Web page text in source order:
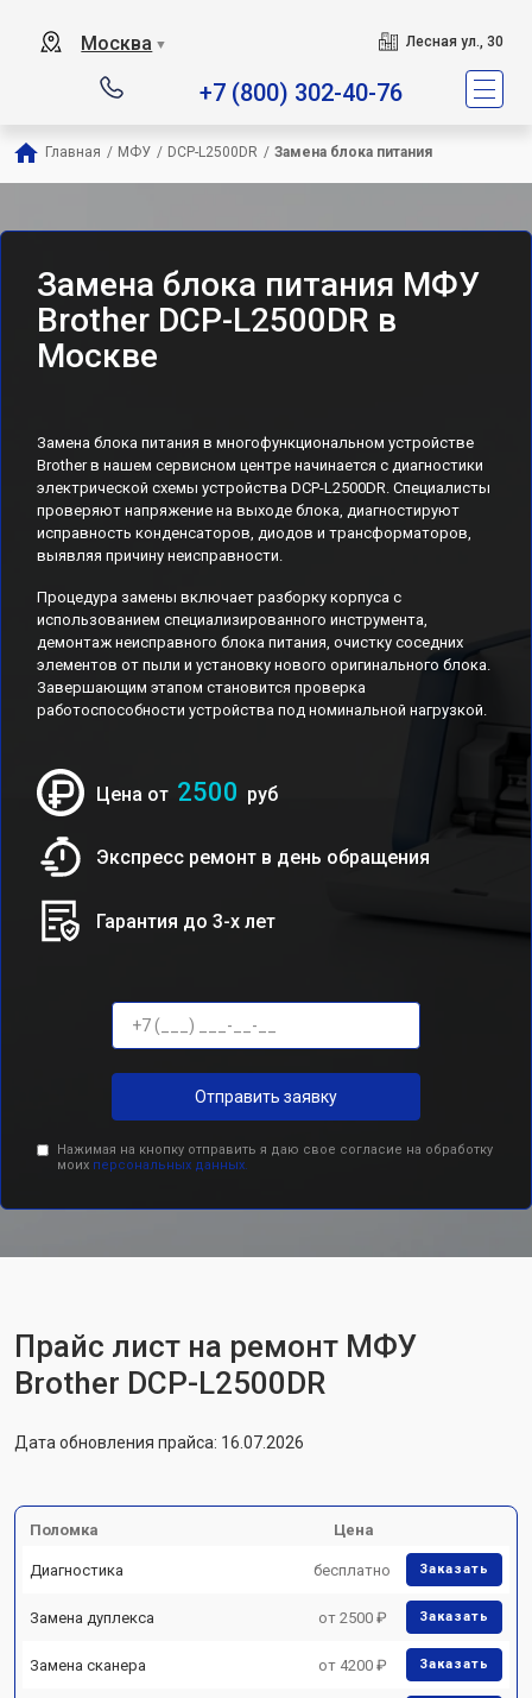
Москва ▼ Лесная ул., 30
+7 (800) 302-40-76
Главная / МФУ / DCP-L2500DR / Замена блока питания
Замена блока питания МФУ
Brother DCP-L2500DR в
Москве
Замена блока питания в многофункциональном устройстве
Brother в нашем сервисном центре начинается с диагностики
электрической схемы устройства DCP-L2500DR. Специалисты
проверяют напряжение на выходе блока, диагностируют
исправность конденсаторов, диодов и трансформаторов,
выявляя причину неисправности.
Процедура замены включает разборку корпуса с
использованием специализированного инструмента,
демонтаж неисправного блока питания, очистку соседних
элементов от пыли и установку нового оригинального блока.
Завершающим этапом становится проверка
работоспособности устройства под номинальной нагрузкой.
Цена от 2500 руб
Экспресс ремонт в день обращения
Гарантия до 3-х лет
Отправить заявку
Нажимая на кнопку отправить я даю свое согласие на обработку
моих персональных данных.
Прайс лист на ремонт МФУ
Brother DCP-L2500DR
Дата обновления прайса: 16.07.2026
Поломка Цена
Диагностика бесплатно Заказать
Замена дуплекса от 2500 ₽ Заказать
Замена сканера от 4200 ₽ Заказать